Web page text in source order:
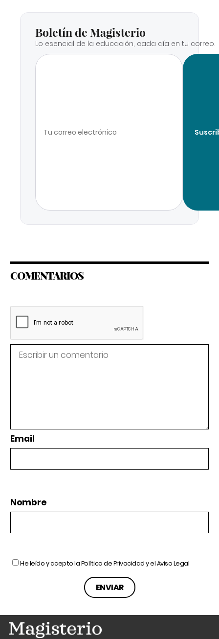
Boletín de Magisterio
Lo esencial de la educación, cada día en tu correo.
COMENTARIOS
Email
Nombre
He leído y acepto laPolítica de Privacidady elAviso Legal